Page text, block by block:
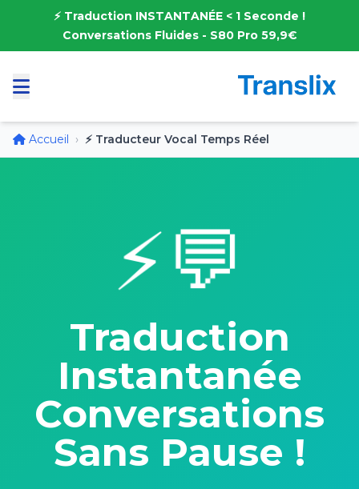
⚡ Traduction INSTANTANÉE < 1 Seconde !
Conversations Fluides - S80 Pro 59,9€
Accueil › ⚡ Traducteur Vocal Temps Réel
⚡💬
Traduction
Instantanée
Conversations
Sans Pause !